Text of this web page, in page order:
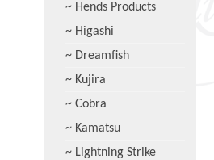
~ Hends Products
~ Higashi
~ Dreamfish
~ Kujira
~ Cobra
~ Kamatsu
~ Lightning Strike